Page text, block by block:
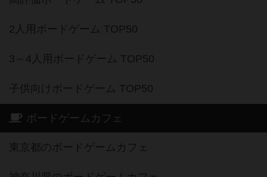
2人用ボードゲーム TOP50
3～4人用ボードゲーム TOP50
子供向けボードゲーム TOP50
ボードゲームカフェ
東京都のボードゲームカフェ